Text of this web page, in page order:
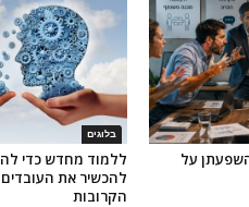
בלוגים
ללמוד מחדש כדי
להכשיר את
הקרובות
על